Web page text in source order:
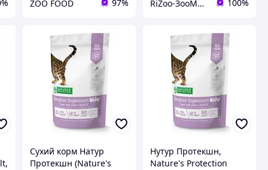
ZOO FOOD 97% RiZoo-ЗооМаркет 100%
Сухий корм Натур
Протекшн (Nature's
Нутур Протекшн,
Nature's Protection